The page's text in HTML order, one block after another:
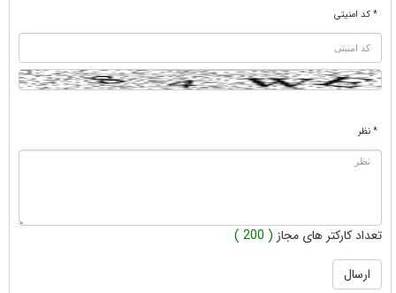
* کد امنیتی
* نظر
تعداد کارکتر های مجاز ( 200 )